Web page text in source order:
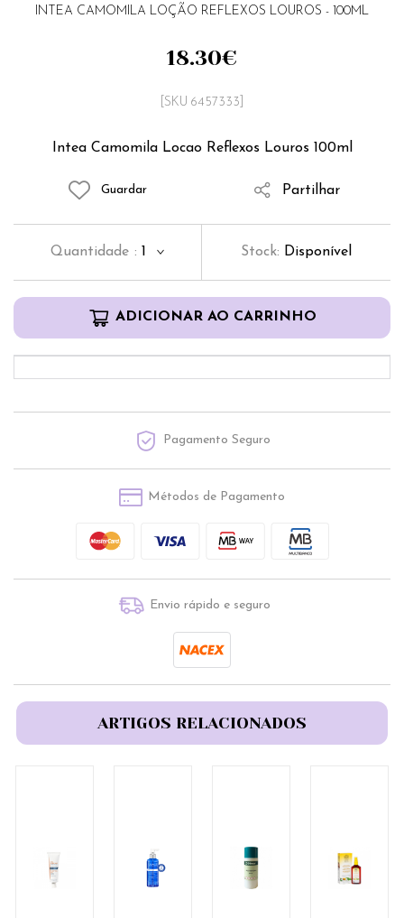
INTEA CAMOMILA LOÇÃO REFLEXOS LOUROS - 100ML
Intea Camomila Locao Reflexos Louros 100ml
[SKU 6457333]
18.30€
Guardar Partilhar
Quantidade : 1 Stock: Disponível
ADICIONAR AO CARRINHO
Pagamento Seguro
Métodos de Pagamento
Envio rápido e seguro
ARTIGOS RELACIONADOS